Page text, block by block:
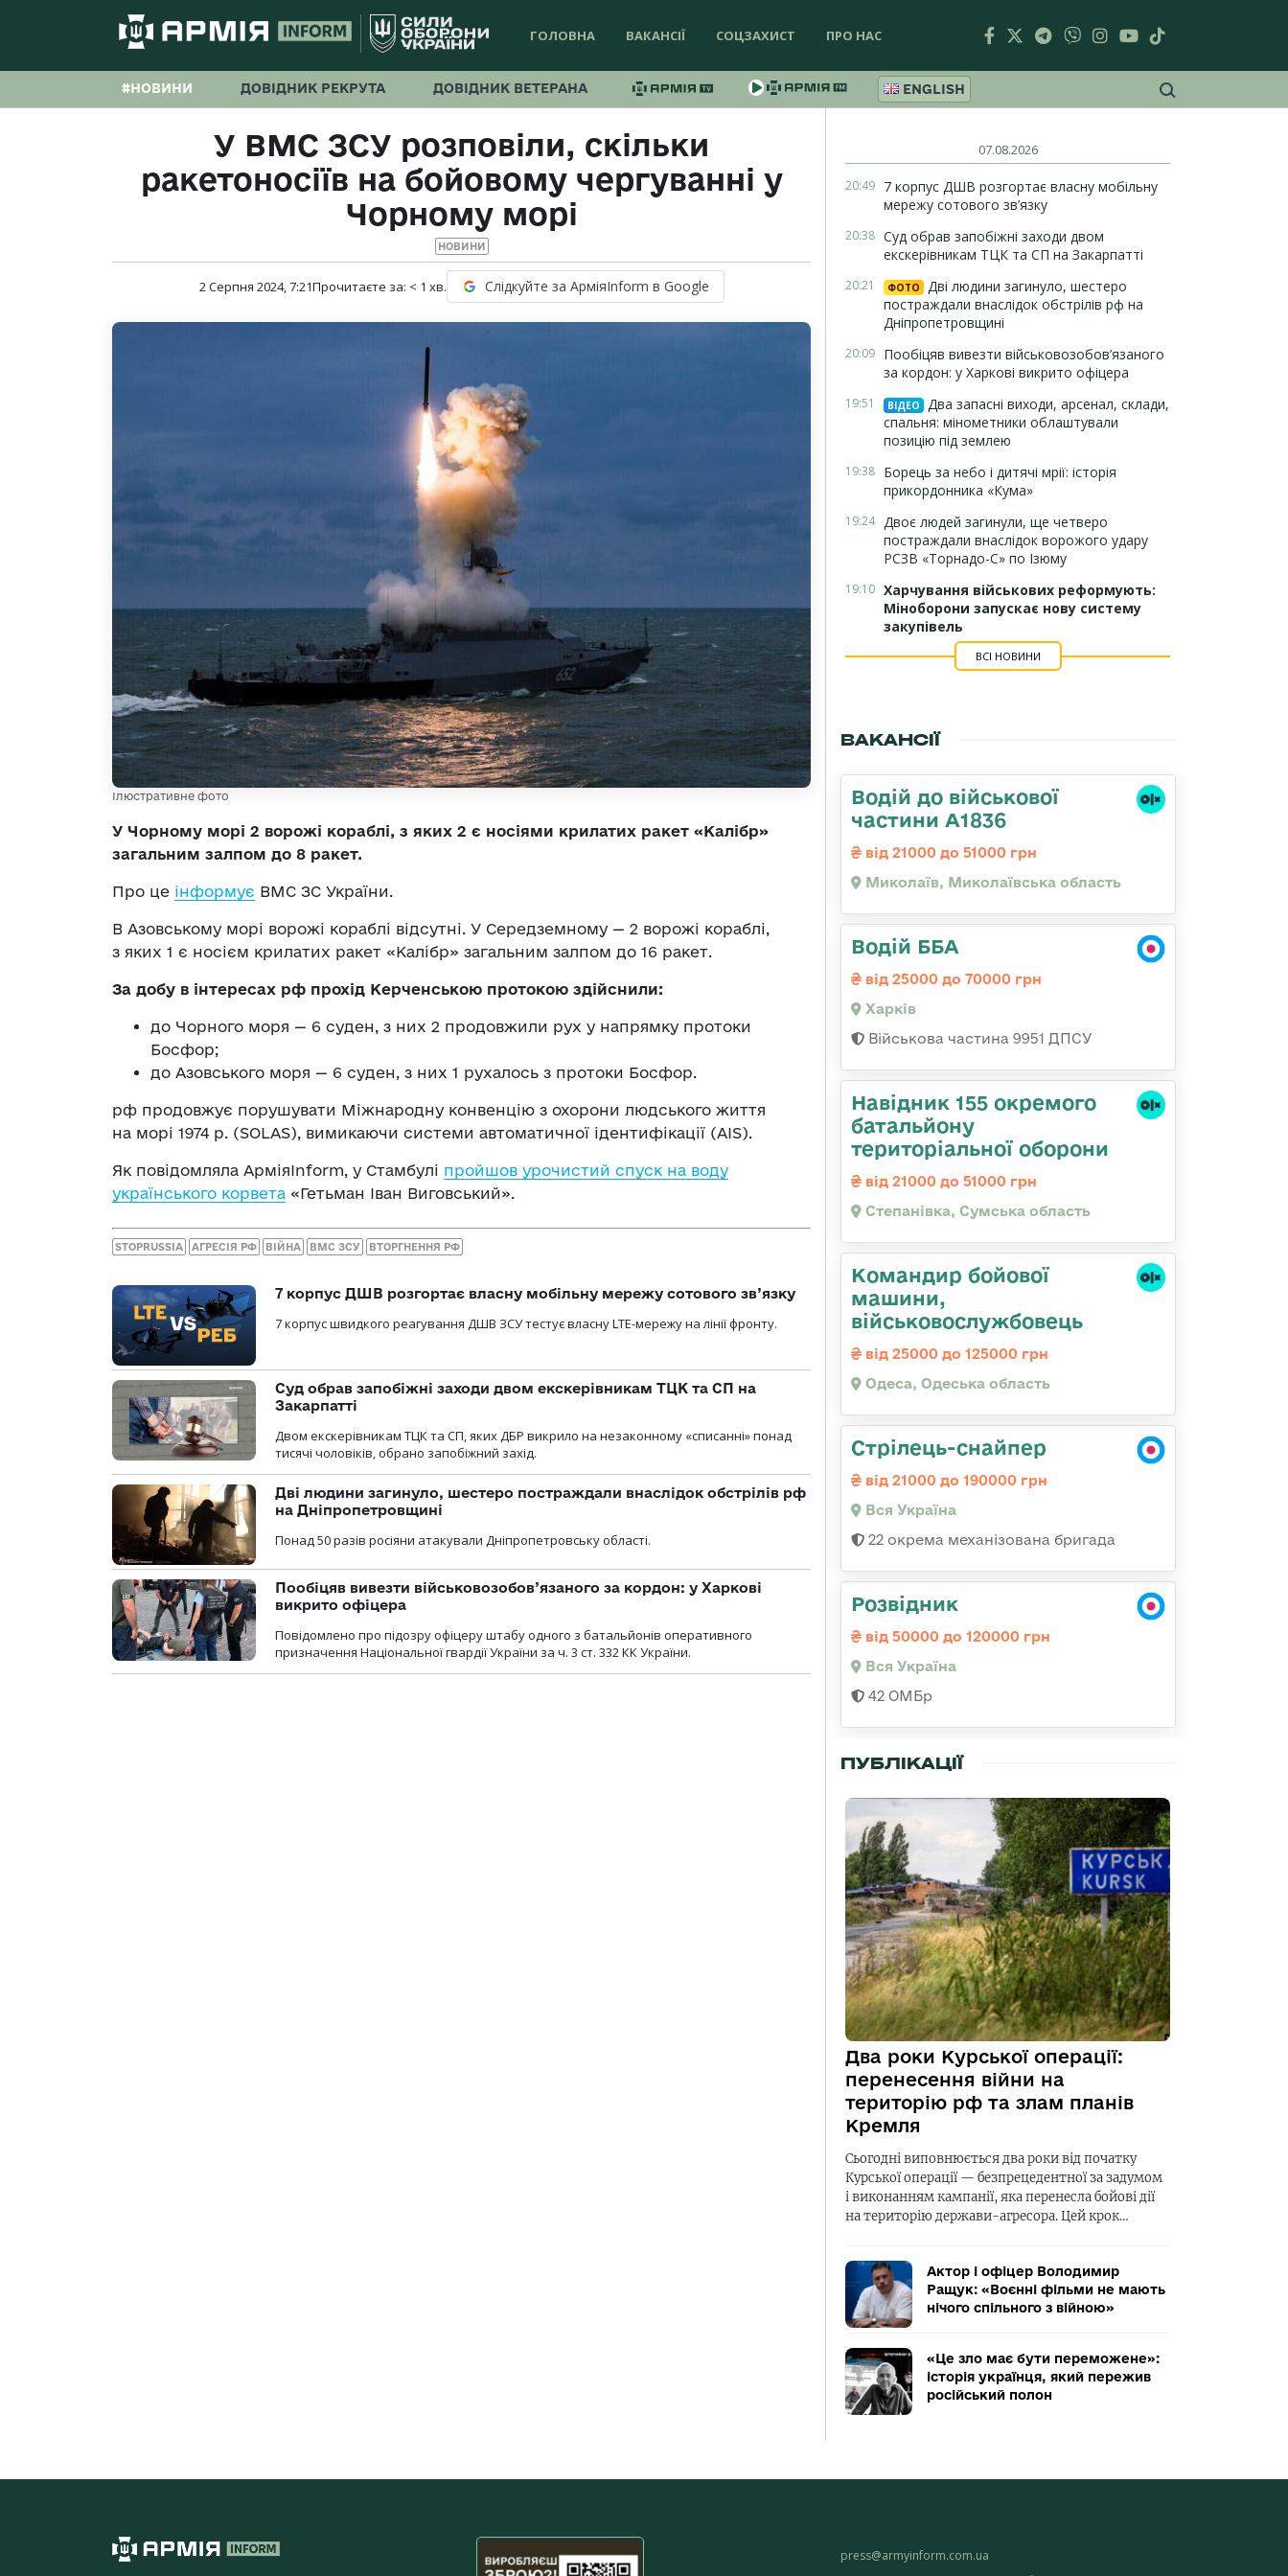
ГОЛОВНА ВАКАНСІЇ СОЦЗАХИСТ ПРО НАС
#НОВИНИ ДОВІДНИК РЕКРУТА ДОВІДНИК ВЕТЕРАНА ENGLISH
У ВМС ЗСУ розповіли, скільки
ракетоносіїв на бойовому чергуванні у
Чорному морі
НОВИНИ
2 Серпня 2024, 7:21Прочитаєте за: < 1 хв. Слідкуйте за АрміяInform в Google
Ілюстративне фото
У Чорному морі 2 ворожі кораблі, з яких 2 є носіями крилатих ракет «Калібр»
загальним залпом до 8 ракет.
Про це інформує ВМС ЗС України.
В Азовському морі ворожі кораблі відсутні. У Середземному — 2 ворожі кораблі,
з яких 1 є носієм крилатих ракет «Калібр» загальним залпом до 16 ракет.
За добу в інтересах рф прохід Керченською протокою здійснили:
до Чорного моря — 6 суден, з них 2 продовжили рух у напрямку протоки
Босфор;
до Азовського моря — 6 суден, з них 1 рухалось з протоки Босфор.
рф продовжує порушувати Міжнародну конвенцію з охорони людського життя
на морі 1974 р. (SOLAS), вимикаючи системи автоматичної ідентифікації (AIS).
Як повідомляла АрміяInform, у Стамбулі пройшов урочистий спуск на воду
українського корвета «Гетьман Іван Виговський».
STOPRUSSIA АГРЕСІЯ РФ ВІЙНА ВМС ЗСУ ВТОРГНЕННЯ РФ
7 корпус ДШВ розгортає власну мобільну мережу сотового зв’язку
7 корпус швидкого реагування ДШВ ЗСУ тестує власну LTE-мережу на лінії фронту.
Суд обрав запобіжні заходи двом екскерівникам ТЦК та СП на
Закарпатті
Двом екскерівникам ТЦК та СП, яких ДБР викрило на незаконному «списанні» понад
тисячі чоловіків, обрано запобіжний захід.
Дві людини загинуло, шестеро постраждали внаслідок обстрілів рф
на Дніпропетровщині
Понад 50 разів росіяни атакували Дніпропетровську області.
Пообіцяв вивезти військовозобов’язаного за кордон: у Харкові
викрито офіцера
Повідомлено про підозру офіцеру штабу одного з батальйонів оперативного
призначення Національної гвардії України за ч. 3 ст. 332 КК України.
07.08.2026
20:49 7 корпус ДШВ розгортає власну мобільну
мережу сотового зв’язку
20:38 Суд обрав запобіжні заходи двом
екскерівникам ТЦК та СП на Закарпатті
20:21 ФОТО
Дві людини загинуло, шестеро
постраждали внаслідок обстрілів рф на
Дніпропетровщині
20:09 Пообіцяв вивезти військовозобов’язаного
за кордон: у Харкові викрито офіцера
19:51 ВІДЕО
Два запасні виходи, арсенал, склади,
спальня: мінометники облаштували
позицію під землею
19:38 Борець за небо і дитячі мрії: історія
прикордонника «Кума»
19:24 Двоє людей загинули, ще четверо
постраждали внаслідок ворожого удару
РСЗВ «Торнадо-С» по Ізюму
19:10 Харчування військових реформують:
Міноборони запускає нову систему
закупівель
ВСІ НОВИНИ
ВАКАНСІЇ
Водій до військової
частини А1836
від 21000 до 51000 грн
Миколаїв, Миколаївська область
Водій ББА
від 25000 до 70000 грн
Харків
Військова частина 9951 ДПСУ
Навідник 155 окремого
батальйону
територіальної оборони
від 21000 до 51000 грн
Степанівка, Сумська область
Командиp бойової
машини,
військовослужбовець
від 25000 до 125000 грн
Одеса, Одеська область
Стрілець-снайпер
від 21000 до 190000 грн
Вся Україна
22 окрема механізована бригада
Розвідник
від 50000 до 120000 грн
Вся Україна
42 ОМБр
ПУБЛІКАЦІЇ
Два роки Курської операції:
перенесення війни на
територію рф та злам планів
Кремля
Сьогодні виповнюється два роки від початку
Курської операції — безпрецедентної за задумом
і виконанням кампанії, яка перенесла бойові дії
на територію держави-агресора. Цей крок…
Актор і офіцер Володимир
Ращук: «Воєнні фільми не мають
нічого спільного з війною»
«Це зло має бути переможене»:
історія українця, який пережив
російський полон
press@armyinform.com.ua